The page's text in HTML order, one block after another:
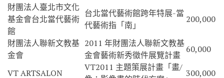
財團法人臺北市文化
基金會台北當代藝術
館
台北當代藝術館跨年特展-當
代藝術指「南」
200,000
財團法人聯新文教基
金會
2011 年財團法人聯新文教基
金會藝術新秀徵件展覽計畫
60,000
VT ARTSALON
VT2011 主題策展計畫「畫/
300,000